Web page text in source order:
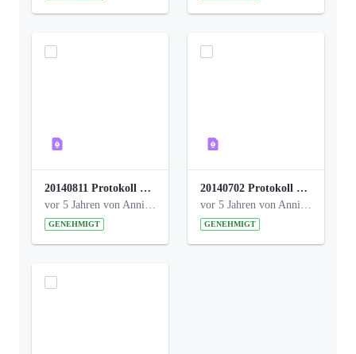
20140811 Protokoll Park am Gesundheitsamt 02.pdf
GENEHMIGT
20140702 Protokoll Park am Gesundheitsam 01.pdf
GENEHMIGT